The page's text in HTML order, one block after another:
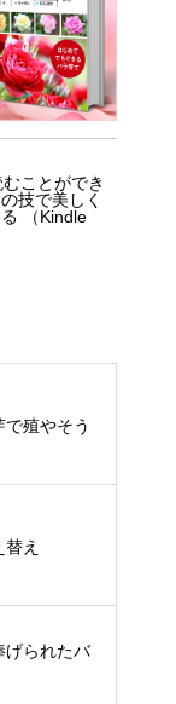
ことができ
技で美しく
（Kindle
殖やそう
え
げられたバ